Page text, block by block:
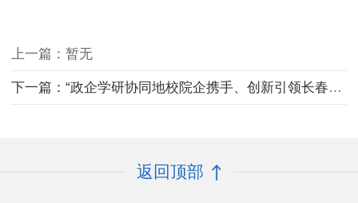
上一篇：暂无
下一篇：“政企学研协同地校院企携手、创新引领长春振兴突破发展大会”结硕果
返回顶部